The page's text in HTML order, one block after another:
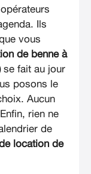
Ils
vous
de benne à
se fait au jour
posons le
Aucun
rien ne
de
location de